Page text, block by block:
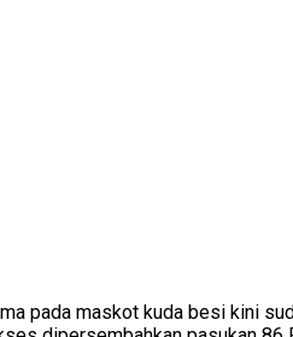
pada maskot kuda besi kini